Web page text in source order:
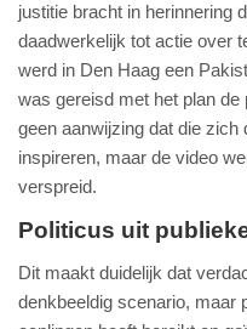
justitie bracht in herinnering
daadwerkelijk tot actie over
werd in Den Haag een
was gereisd met het plan
geen aanwijzing dat die zich
inspireren, maar de video
verspreid.
Politicus uit
Dit maakt duidelijk dat
denkbeeldig scenario, maar